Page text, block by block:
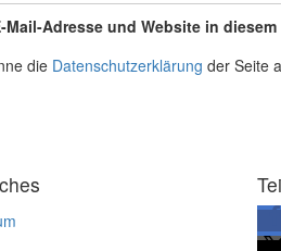
Mail-Adresse und Website in
die Datenschutzerklärung der Seite